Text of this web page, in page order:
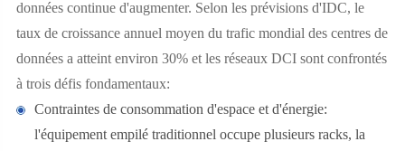
données continue d'augmenter. Selon les prévisions d'IDC, le
taux de croissance annuel moyen du trafic mondial des centres de
données a atteint environ 30% et les réseaux DCI sont confrontés
à trois défis fondamentaux:
Contraintes de consommation d'espace et d'énergie:
l'équipement empilé traditionnel occupe plusieurs racks, la